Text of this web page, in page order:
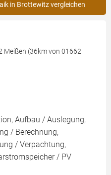
in Brottewitz vergleichen
Meißen (36km von 01662
Aufbau / Auslegung,
/ Berechnung,
/ Verpachtung,
/ PV